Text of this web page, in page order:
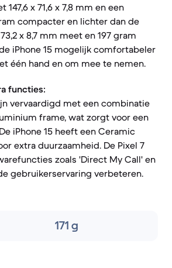
147,6 x 71,6 x 7,8 mm en een
compacter en lichter dan de
x 8,7 mm meet en 197 gram
iPhone 15 mogelijk comfortabeler
één hand en om mee te nemen.
functies:
vervaardigd met een combinatie
frame, wat zorgt voor een
iPhone 15 heeft een Ceramic
extra duurzaamheid. De Pixel 7
zoals 'Direct My Call' en
gebruikerservaring verbeteren.
171 g